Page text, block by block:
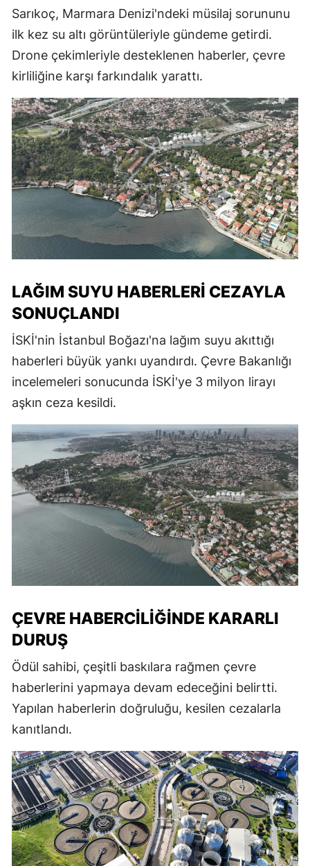
Sarıkoç, Marmara Denizi'ndeki müsilaj sorununu
ilk kez su altı görüntüleriyle gündeme getirdi.
Drone çekimleriyle desteklenen haberler, çevre
kirliliğine karşı farkındalık yarattı.
LAĞIM SUYU HABERLERI CEZAYLA
SONUÇLANDI
İSKİ'nin İstanbul Boğazı'na lağım suyu akıttığı
haberleri büyük yankı uyandırdı. Çevre Bakanlığı
incelemeleri sonucunda İSKİ'ye 3 milyon lirayı
aşkın ceza kesildi.
ÇEVRE HABERCILIĞINDE KARARLI
DURUŞ
Ödül sahibi, çeşitli baskılara rağmen çevre
haberlerini yapmaya devam edeceğini belirtti.
Yapılan haberlerin doğruluğu, kesilen cezalarla
kanıtlandı.